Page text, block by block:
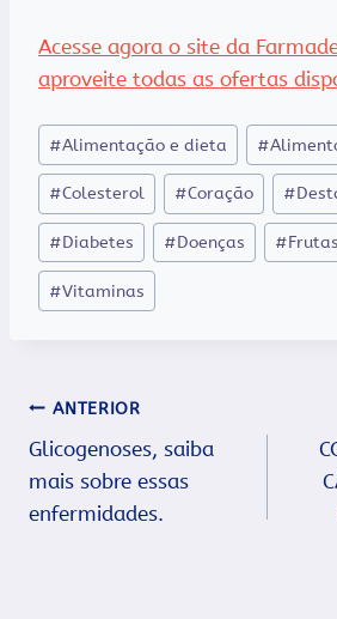
Acesse agora o site da
aproveite todas as ofertas
Tags
do
Post:
#Alimentação e dieta #
#Colesterol #Coração #
#Diabetes #Doenças #Frutas
#Vitaminas
Navegação
de
Post
ANTERIOR
Glicogenoses, saiba
mais sobre essas
enfermidades.